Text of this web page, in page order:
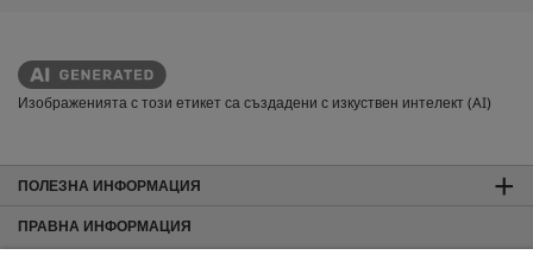
Изображенията с този етикет са създадени с изкуствен интелект (AI)
ПОЛЕЗНА ИНФОРМАЦИЯ
ПРАВНА ИНФОРМАЦИЯ